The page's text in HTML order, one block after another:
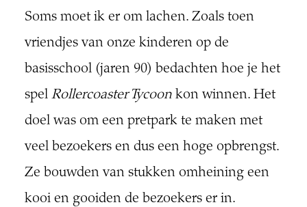
Soms moet ik er om lachen. Zoals toen
vriendjes van onze kinderen op de
basisschool (jaren 90) bedachten hoe je het
spel Rollercoaster Tycoonkon winnen. Het
doel was om een pretpark te maken met
veel bezoekers en dus een hoge opbrengst.
Ze bouwden van stukken omheining een
kooi en gooiden de bezoekers er in.